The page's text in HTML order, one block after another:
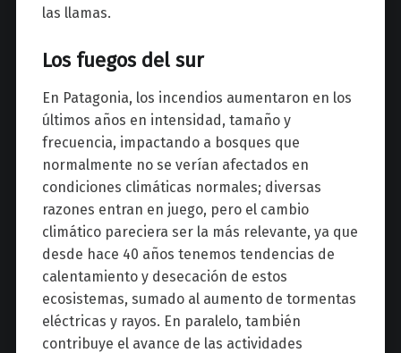
las llamas.
Los fuegos del sur
En Patagonia, los incendios aumentaron en los
últimos años en intensidad, tamaño y
frecuencia, impactando a bosques que
normalmente no se verían afectados en
condiciones climáticas normales; diversas
razones entran en juego, pero el cambio
climático pareciera ser la más relevante, ya que
desde hace 40 años tenemos tendencias de
calentamiento y desecación de estos
ecosistemas, sumado al aumento de tormentas
eléctricas y rayos. En paralelo, también
contribuye el avance de las actividades